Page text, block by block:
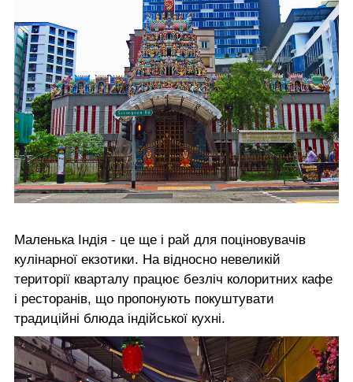
Маленька Індія - це ще і рай для поціновувачів
кулінарної екзотики. На відносно невеликій
території кварталу працює безліч колоритних кафе
і ресторанів, що пропонують покуштувати
традиційні блюда індійської кухні.